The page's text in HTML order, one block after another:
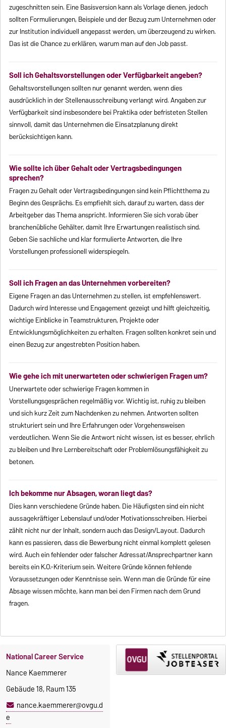
zugeschnitten sein. Eine Basisversion kann als Vorlage dienen, jedoch
sollten Formulierungen, Beispiele und der Bezug zum Unternehmen oder
zur Institution individuell angepasst werden, um überzeugend zu wirken.
Das ist die Chance zu erklären, warum man auf den Job passt.
Soll ich Gehaltsvorstellungen oder Verfügbarkeit angeben?
Gehaltsvorstellungen sollten nur genannt werden, wenn dies
ausdrücklich in der Stellenausschreibung verlangt wird. Angaben zur
Verfügbarkeit sind insbesondere bei Praktika oder befristeten Stellen
sinnvoll, damit das Unternehmen die Einsatzplanung direkt
berücksichtigen kann.
Wie sollte ich über Gehalt oder Vertragsbedingungen
sprechen?
Fragen zu Gehalt oder Vertragsbedingungen sind kein Pflichtthema zu
Beginn des Gesprächs. Es empfiehlt sich, darauf zu warten, dass der
Arbeitgeber das Thema anspricht. Informieren Sie sich vorab über
branchenübliche Gehälter, damit Ihre Erwartungen realistisch sind.
Geben Sie sachliche und klar formulierte Antworten, die Ihre
Vorstellungen professionell widerspiegeln.
Soll ich Fragen an das Unternehmen vorbereiten?
Eigene Fragen an das Unternehmen zu stellen, ist empfehlenswert.
Dadurch wird Interesse und Engagement gezeigt und hilft gleichzeitig,
wichtige Einblicke in Teamstrukturen, Projekte oder
Entwicklungsmöglichkeiten zu erhalten. Fragen sollten konkret sein und
einen Bezug zur angestrebten Position haben.
Wie gehe ich mit unerwarteten oder schwierigen Fragen um?
Unerwartete oder schwierige Fragen kommen in
Vorstellungsgesprächen regelmäßig vor. Wichtig ist, ruhig zu bleiben
und sich kurz Zeit zum Nachdenken zu nehmen. Antworten sollten
strukturiert sein und Ihre Erfahrungen oder Vorgehensweisen
verdeutlichen. Wenn Sie die Antwort nicht wissen, ist es besser, ehrlich
zu bleiben und Ihre Lernbereitschaft oder Problemlösungsfähigkeit zu
betonen.
Ich bekomme nur Absagen, woran liegt das?
Dies kann verschiedene Gründe haben. Die Häufigsten sind ein nicht
aussagekräftiger Lebenslauf und/oder Motivationsschreiben. Hierbei
zählt nicht nur der Inhalt, sondern auch das Design/Layout. Dadurch
kann es passieren, dass die Bewerbung nicht einmal komplett gelesen
wird. Auch ein fehlender oder falscher Adressat/Ansprechpartner kann
bereits ein K.O.-Kriterium sein. Weitere Gründe können fehlende
Voraussetzungen oder Kenntnisse sein. Wenn man die Gründe für eine
Absage wissen möchte, kann man bei den Firmen nach dem Grund
fragen.
National Career Service
Nance Kaemmerer
Gebäude 18, Raum 135
nance.kaemmerer@ovgu.d
e